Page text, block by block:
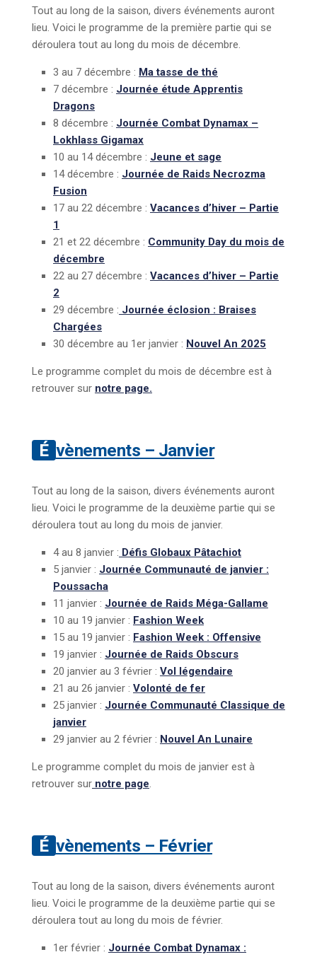
Tout au long de la saison, divers événements auront
lieu. Voici le programme de la première partie qui se
déroulera tout au long du mois de décembre.
3 au 7 décembre : Ma tasse de thé
7 décembre : Journée étude Apprentis
Dragons
8 décembre : Journée Combat Dynamax –
Lokhlass Gigamax
10 au 14 décembre : Jeune et sage
14 décembre : Journée de Raids Necrozma
Fusion
17 au 22 décembre : Vacances d’hiver – Partie
1
21 et 22 décembre : Community Day du mois de
décembre
22 au 27 décembre : Vacances d’hiver – Partie
2
29 décembre : Journée éclosion : Braises
Chargées
30 décembre au 1er janvier : Nouvel An 2025
Le programme complet du mois de décembre est à
retrouver sur notre page.
Évènements – Janvier
Tout au long de la saison, divers événements auront
lieu. Voici le programme de la deuxième partie qui se
déroulera tout au long du mois de janvier.
4 au 8 janvier : Défis Globaux Pâtachiot
5 janvier : Journée Communauté de janvier :
Poussacha
11 janvier : Journée de Raids Méga-Gallame
10 au 19 janvier : Fashion Week
15 au 19 janvier : Fashion Week : Offensive
19 janvier : Journée de Raids Obscurs
20 janvier au 3 février : Vol légendaire
21 au 26 janvier : Volonté de fer
25 janvier : Journée Communauté Classique de
janvier
29 janvier au 2 février : Nouvel An Lunaire
Le programme complet du mois de janvier est à
retrouver sur notre page.
Évènements – Février
Tout au long de la saison, divers événements auront
lieu. Voici le programme de la deuxième partie qui se
déroulera tout au long du mois de février.
1er février : Journée Combat Dynamax :